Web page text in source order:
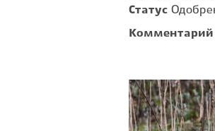
Статус
Комментарий